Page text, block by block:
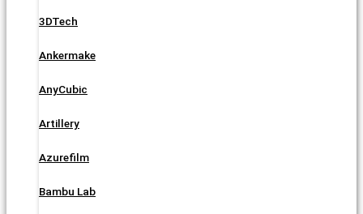
3DTech
Ankermake
AnyCubic
Artillery
Azurefilm
Bambu Lab